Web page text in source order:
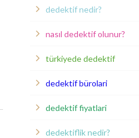
dedektif nedir?
nasıl dedektif olunur?
türkiyede dedektif
dedektif bürolari
dedektif fiyatlari
dedektiflik nedir?